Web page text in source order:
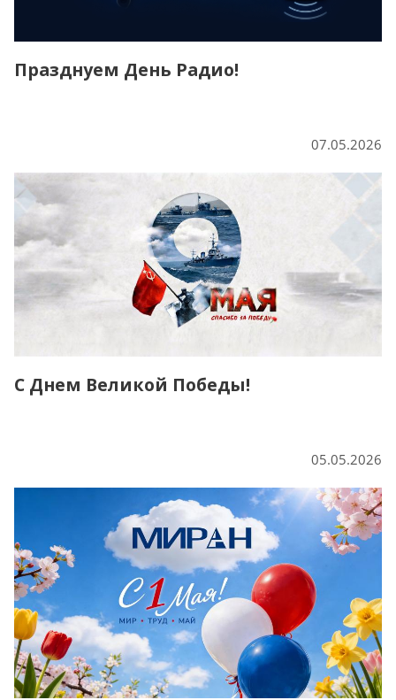
Празднуем День Радио!
07.05.2026
С Днем Великой Победы!
05.05.2026